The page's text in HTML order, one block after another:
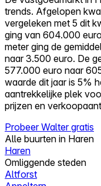
Alles-in-één
Reviews
Prijzen
Log in
Probeer Walter gratis
trends. Afgelopen
vergeleken met 5 dit
ging van 604.000
meter ging de
naar 3.500 euro. De
577.000 euro naar
waarde dit jaar is 5%
aantrekkelijke plek
prijzen en
Probeer Walter gratis
Alle buurten in Haren
Haren
Omliggende steden
Altforst